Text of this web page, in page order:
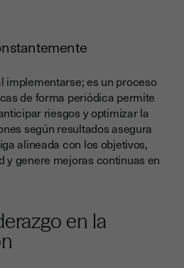
implementarse; es un proceso
de forma periódica permite
riesgos y optimizar la
según resultados asegura
alineada con los objetivos,
y genere mejoras continuas en
en la